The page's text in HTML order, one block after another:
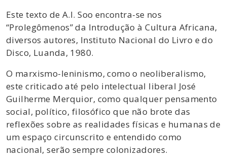
Este texto de A.I. Soo encontra-se nos
“Prolegômenos” da Introdução à Cultura Africana,
diversos autores, Instituto Nacional do Livro e do
Disco, Luanda, 1980.
O marxismo-leninismo, como o neoliberalismo,
este criticado até pelo intelectual liberal José
Guilherme Merquior, como qualquer pensamento
social, político, filosófico que não brote das
reflexões sobre as realidades físicas e humanas de
um espaço circunscrito e entendido como
nacional, serão sempre colonizadores.